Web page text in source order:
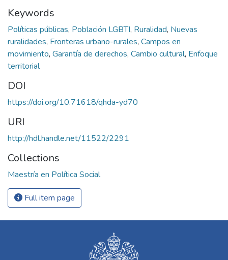
Keywords
Políticas públicas, Población LGBTI, Ruralidad, Nuevas
ruralidades, Fronteras urbano-rurales, Campos en
movimiento, Garantía de derechos, Cambio cultural, Enfoque
territorial
DOI
https://doi.org/10.71618/qhda-yd70
URI
http://hdl.handle.net/11522/2291
Collections
Maestría en Política Social
Full item page